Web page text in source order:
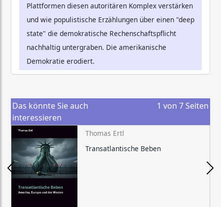
Plattformen diesen autoritären Komplex verstärken
und wie populistische Erzählungen über einen "deep
state" die demokratische Rechenschaftspflicht
nachhaltig untergraben. Die amerikanische
Demokratie erodiert.
Das könnte Sie auch
interessieren
1 von 7 Seiten
Thomas Ertl
Transatlantische Beben